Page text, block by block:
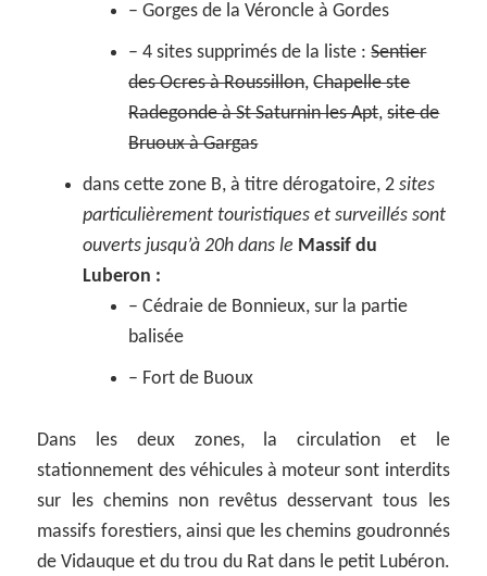
– Gorges de la Véroncle à Gordes
– 4 sites supprimés de la liste :Sentier
des Ocres à Roussillon,Chapelle ste
Radegonde à St Saturnin les Apt,site de
Bruoux à Gargas
dans cette zone B, à titre dérogatoire, 2 sites
particulièrement touristiques et surveillés sont
ouverts jusqu’à 20h dans le Massif du
Luberon :
– Cédraie de Bonnieux, sur la partie
balisée
– Fort de Buoux
Dans les deux zones, la circulation et le
stationnement des véhicules à moteur sont interdits
sur les chemins non revêtus desservant tous les
massifs forestiers, ainsi que les chemins goudronnés
de Vidauque et du trou du Rat dans le petit Lubéron.